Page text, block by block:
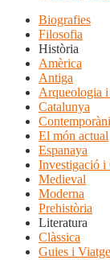
Biografies
Filosofia
Història
Amèrica
Antiga
Arqueologia i
Catalunya
El món actual
Espanaya
Investigació i
Medieval
Moderna
Prehistòria
Literatura
Clàssica
Guies i